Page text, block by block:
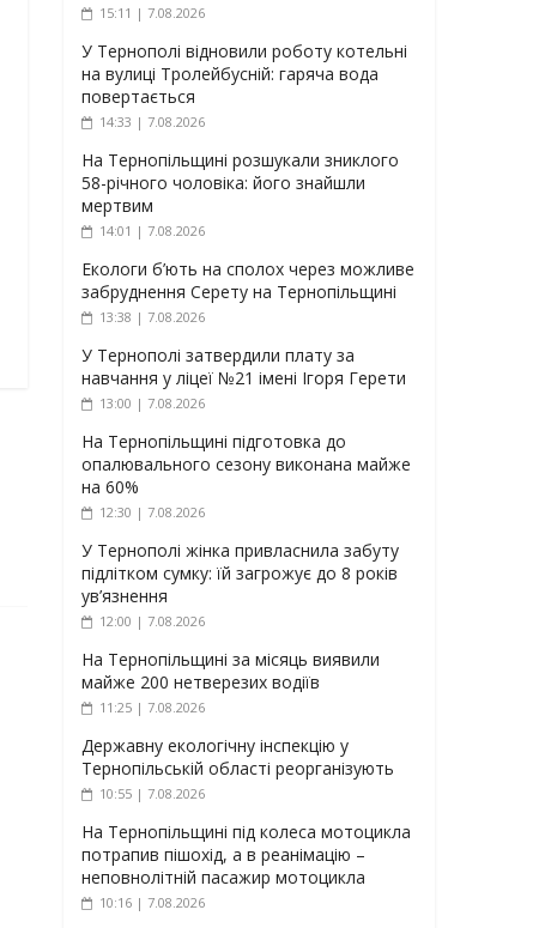
15:11 | 7.08.2026
У Тернополі відновили роботу котельні
на вулиці Тролейбусній: гаряча вода
повертається
14:33 | 7.08.2026
На Тернопільщині розшукали зниклого
58-річного чоловіка: його знайшли
мертвим
14:01 | 7.08.2026
Екологи б’ють на сполох через можливе
забруднення Серету на Тернопільщині
13:38 | 7.08.2026
У Тернополі затвердили плату за
навчання у ліцеї №21 імені Ігоря Герети
13:00 | 7.08.2026
На Тернопільщині підготовка до
опалювального сезону виконана майже
на 60%
12:30 | 7.08.2026
У Тернополі жінка привласнила забуту
підлітком сумку: їй загрожує до 8 років
ув’язнення
12:00 | 7.08.2026
На Тернопільщині за місяць виявили
майже 200 нетверезих водіїв
11:25 | 7.08.2026
Державну екологічну інспекцію у
Тернопільській області реорганізують
10:55 | 7.08.2026
На Тернопільщині під колеса мотоцикла
потрапив пішохід, а в реанімацію –
неповнолітній пасажир мотоцикла
10:16 | 7.08.2026